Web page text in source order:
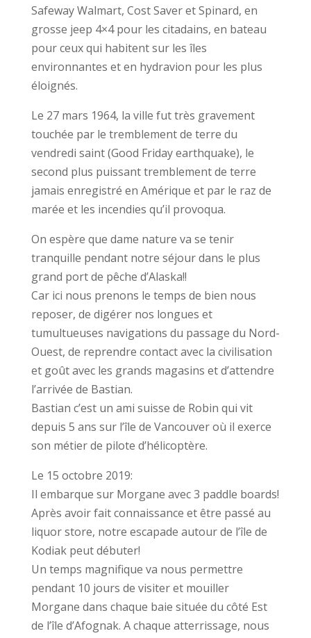
Safeway Walmart, Cost Saver et Spinard, en
grosse jeep 4×4 pour les citadains, en bateau
pour ceux qui habitent sur les îles
environnantes et en hydravion pour les plus
éloignés.
Le 27 mars 1964, la ville fut très gravement
touchée par le tremblement de terre du
vendredi saint (Good Friday earthquake), le
second plus puissant tremblement de terre
jamais enregistré en Amérique et par le raz de
marée et les incendies qu’il provoqua.
On espère que dame nature va se tenir
tranquille pendant notre séjour dans le plus
grand port de pêche d’Alaska!!
Car ici nous prenons le temps de bien nous
reposer, de digérer nos longues et
tumultueuses navigations du passage du Nord-
Ouest, de reprendre contact avec la civilisation
et goût avec les grands magasins et d’attendre
l’arrivée de Bastian.
Bastian c’est un ami suisse de Robin qui vit
depuis 5 ans sur l’île de Vancouver où il exerce
son métier de pilote d’hélicoptère.
Le 15 octobre 2019:
Il embarque sur Morgane avec 3 paddle boards!
Après avoir fait connaissance et être passé au
liquor store, notre escapade autour de l’île de
Kodiak peut débuter!
Un temps magnifique va nous permettre
pendant 10 jours de visiter et mouiller
Morgane dans chaque baie située du côté Est
de l’île d’Afognak. A chaque atterrissage, nous